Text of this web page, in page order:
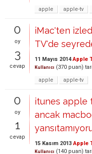
apple
apple-tv
0
oy
3
cevap
iMac'ten
TV'de
11 Mayıs 2014 Apple
Kullanıcı (370 puan)
apple
apple-tv
0
oy
1
cevap
itunes apple
ancak
15 Kasım 2013 Apple
Kullanıcı (140 puan)